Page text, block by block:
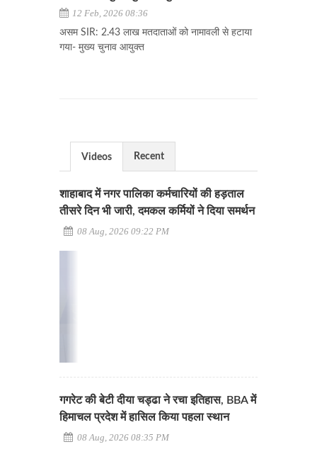
12 Feb, 2026 08:36
असम SIR: 2.43 लाख मतदाताओं को नामावली से हटाया
गया- मुख्य चुनाव आयुक्त
Videos Recent
शाहाबाद में नगर पालिका कर्मचारियों की हड़ताल
तीसरे दिन भी जारी, दमकल कर्मियों ने दिया समर्थन
08 Aug, 2026 09:22 PM
गगरेट की बेटी दीया चड्ढा ने रचा इतिहास, BBA में
हिमाचल प्रदेश में हासिल किया पहला स्थान
08 Aug, 2026 08:35 PM